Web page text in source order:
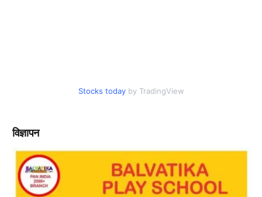
Stocks today by TradingView
विज्ञापन